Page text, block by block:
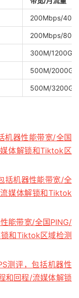
200Mbps/
200Mbps/
300M/1200G
500M/2000G
500M/3200G
机器性能带宽/全国
体解锁和Tiktok区
括机器性能带宽/全
媒体解锁和Tiktok
能带宽/全国PING/
和Tiktok区域检测
测评，包括机器性
和回程/流媒体解锁